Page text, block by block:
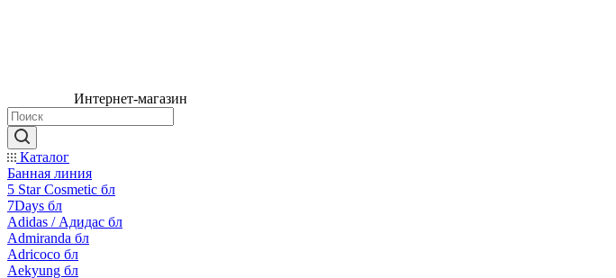
Интернет-магазин
Каталог
Банная линия
5 Star Cosmetic бл
7Days бл
Adidas / Адидас бл
Admiranda бл
Adricoco бл
Aekyung бл